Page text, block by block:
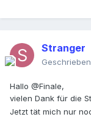
Stranger
Geschrieben
Hallo @Finale,
vielen Dank für die
Jetzt tät mich nur